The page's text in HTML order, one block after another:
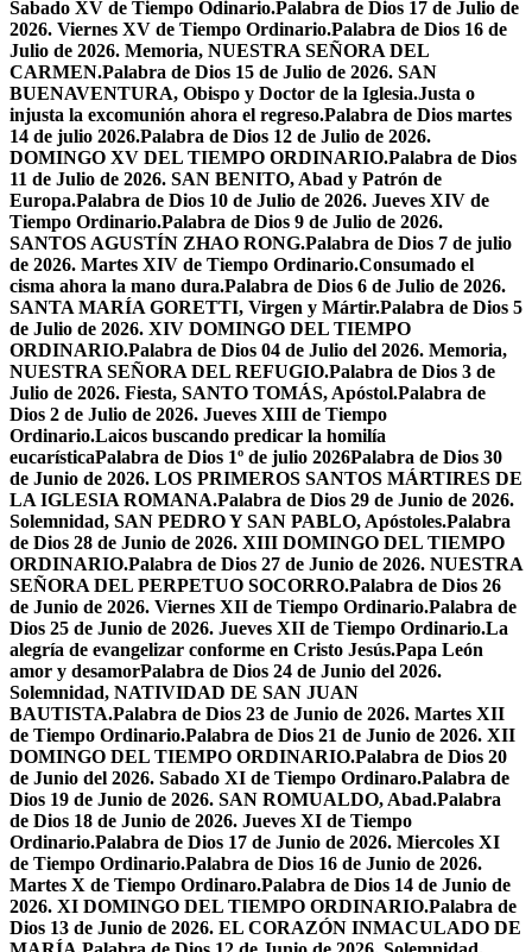
Sabado XV de Tiempo Odinario.Palabra de Dios 17 de Julio de
2026. Viernes XV de Tiempo Ordinario.Palabra de Dios 16 de
Julio de 2026. Memoria, NUESTRA SEÑORA DEL
CARMEN.Palabra de Dios 15 de Julio de 2026. SAN
BUENAVENTURA, Obispo y Doctor de la Iglesia.Justa o
injusta la excomunión ahora el regreso.Palabra de Dios martes
14 de julio 2026.Palabra de Dios 12 de Julio de 2026.
DOMINGO XV DEL TIEMPO ORDINARIO.Palabra de Dios
11 de Julio de 2026. SAN BENITO, Abad y Patrón de
Europa.Palabra de Dios 10 de Julio de 2026. Jueves XIV de
Tiempo Ordinario.Palabra de Dios 9 de Julio de 2026.
SANTOS AGUSTÍN ZHAO RONG.Palabra de Dios 7 de julio
de 2026. Martes XIV de Tiempo Ordinario.Consumado el
cisma ahora la mano dura.Palabra de Dios 6 de Julio de 2026.
SANTA MARÍA GORETTI, Virgen y Mártir.Palabra de Dios 5
de Julio de 2026. XIV DOMINGO DEL TIEMPO
ORDINARIO.Palabra de Dios 04 de Julio del 2026. Memoria,
NUESTRA SEÑORA DEL REFUGIO.Palabra de Dios 3 de
Julio de 2026. Fiesta, SANTO TOMÁS, Apóstol.Palabra de
Dios 2 de Julio de 2026. Jueves XIII de Tiempo
Ordinario.Laicos buscando predicar la homilía
eucarísticaPalabra de Dios 1º de julio 2026Palabra de Dios 30
de Junio de 2026. LOS PRIMEROS SANTOS MÁRTIRES DE
LA IGLESIA ROMANA.Palabra de Dios 29 de Junio de 2026.
Solemnidad, SAN PEDRO Y SAN PABLO, Apóstoles.Palabra
de Dios 28 de Junio de 2026. XIII DOMINGO DEL TIEMPO
ORDINARIO.Palabra de Dios 27 de Junio de 2026. NUESTRA
SEÑORA DEL PERPETUO SOCORRO.Palabra de Dios 26
de Junio de 2026. Viernes XII de Tiempo Ordinario.Palabra de
Dios 25 de Junio de 2026. Jueves XII de Tiempo Ordinario.La
alegría de evangelizar conforme en Cristo Jesús.Papa León
amor y desamorPalabra de Dios 24 de Junio del 2026.
Solemnidad, NATIVIDAD DE SAN JUAN
BAUTISTA.Palabra de Dios 23 de Junio de 2026. Martes XII
de Tiempo Ordinario.Palabra de Dios 21 de Junio de 2026. XII
DOMINGO DEL TIEMPO ORDINARIO.Palabra de Dios 20
de Junio del 2026. Sabado XI de Tiempo Ordinaro.Palabra de
Dios 19 de Junio de 2026. SAN ROMUALDO, Abad.Palabra
de Dios 18 de Junio de 2026. Jueves XI de Tiempo
Ordinario.Palabra de Dios 17 de Junio de 2026. Miercoles XI
de Tiempo Ordinario.Palabra de Dios 16 de Junio de 2026.
Martes X de Tiempo Ordinaro.Palabra de Dios 14 de Junio de
2026. XI DOMINGO DEL TIEMPO ORDINARIO.Palabra de
Dios 13 de Junio de 2026. EL CORAZÓN INMACULADO DE